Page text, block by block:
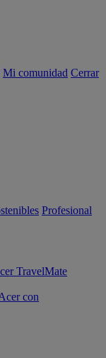
Mi comunidad Cerrar
Profesional
TravelMate
con